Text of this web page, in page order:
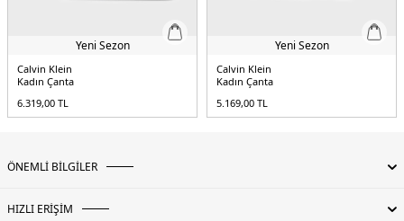
Yeni Sezon
Calvin Klein
Kadın Çanta
6.319,00 TL
Yeni Sezon
Calvin Klein
Kadın Çanta
5.169,00 TL
ÖNEMLİ BİLGİLER
HIZLI ERİŞİM